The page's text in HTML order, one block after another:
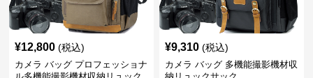
¥12,800 (税込)
カメラ バッグ プロフェッショナ
¥9,310 (税込)
カメラ バッグ 多機能撮影機材収